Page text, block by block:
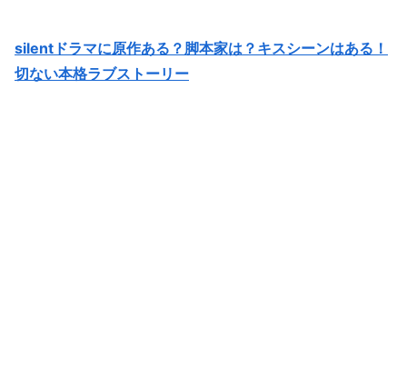
silentドラマに原作ある？脚本家は？キスシーンはある！
切ない本格ラブストーリー